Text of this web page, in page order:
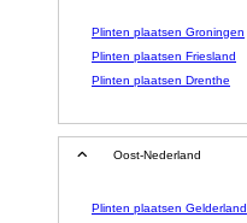
Plinten plaatsen Groningen
Plinten plaatsen Friesland
Plinten plaatsen Drenthe
Oost-Nederland
Plinten plaatsen Gelderland